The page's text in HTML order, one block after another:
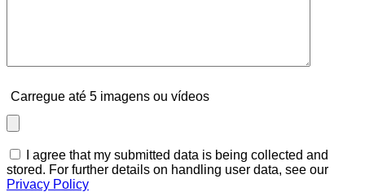
Carregue até 5 imagens ou vídeos
I agree that my submitted data is being collected and
stored. For further details on handling user data, see our
Privacy Policy